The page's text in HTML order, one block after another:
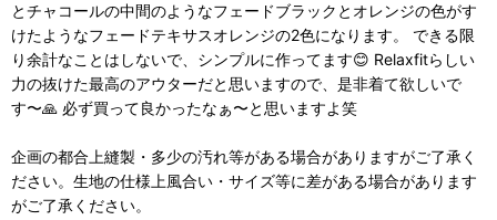
とチャコールの中間のようなフェードブラックとオレンジの色がす
けたようなフェードテキサスオレンジの2色になります。 できる限
り余計なことはしないで、シンプルに作ってます😊 Relaxfitらしい
力の抜けた最高のアウターだと思いますので、是非着て欲しいで
す〜🙏 必ず買って良かったなぁ〜と思いますよ笑
企画の都合上縫製・多少の汚れ等がある場合がありますがご了承く
ださい。生地の仕様上風合い・サイズ等に差がある場合があります
がご了承ください。